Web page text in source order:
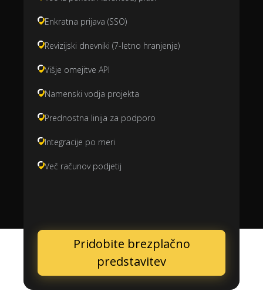
Enkratna prijava (SSO)
Revizijski dnevniki (7-letno hranjenje)
Višje omejitve API
Namenski vodja projekta
Prednostna linija za podporo
Integracije po meri
Več računov podjetij
Pridobite brezplačno
predstavitev